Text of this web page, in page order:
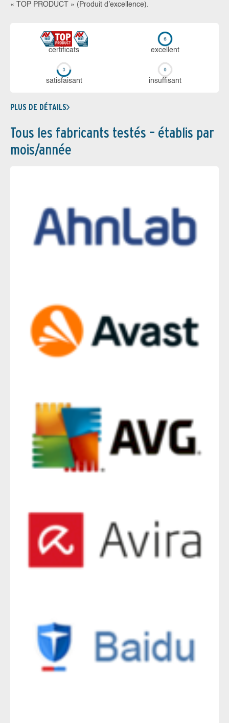
« TOP PRODUCT » (Produit d’excellence).
certi­ficats ex­cellent
sa­tis­fai­sant in­suf­fi­sant
PLUS DE DÉTAILS
Tous les fabricants testés – établis par
mois/année